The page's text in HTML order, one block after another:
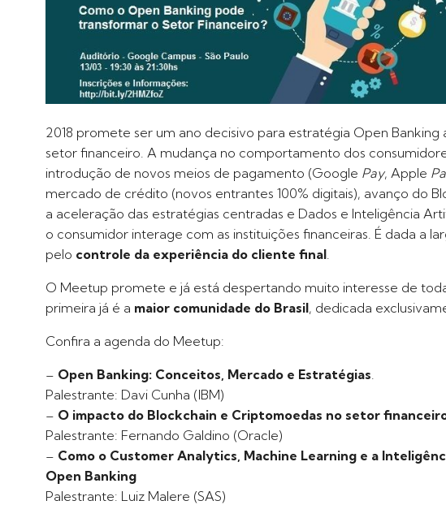
2018 promete ser um ano decisivo para estratégia Open
setor financeiro. A mudança no comportamento dos
introdução de novos meios de pagamento (Google Pay, Apple
mercado de crédito (novos entrantes 100% digitais), avanço do
a aceleração das estratégias centradas e Dados e Inteligência
o consumidor interage com as instituições financeiras. É dada a
pelo controle da experiência do cliente final
O Meetup promete e já está despertando muito interesse de
primeira já é a maior comunidade do Brasil, dedicada
Confira a agenda do Meetup:
– Open Banking: Conceitos, Mercado e Estratégias
Palestrante: Davi Cunha (IBM)
– O impacto do Blockchain e Criptomoedas no setor
Palestrante: Fernando Galdino (Oracle)
– Como o Customer Analytics, Machine Learning e a
Open Banking
Palestrante: Luiz Malere (SAS)